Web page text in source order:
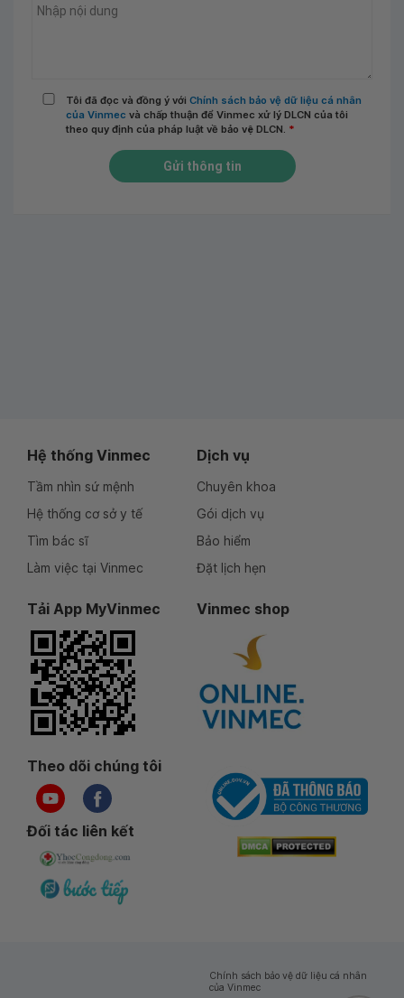
Tôi đã đọc và đồng ý với Chính sách bảo vệ dữ liệu cá nhân
của Vinmec và chấp thuận để Vinmec xử lý DLCN của tôi
theo quy định của pháp luật về bảo vệ DLCN. *
Gửi thông tin
Hệ thống Vinmec
Tầm nhìn sứ mệnh
Hệ thống cơ sở y tế
Tìm bác sĩ
Làm việc tại Vinmec
Dịch vụ
Chuyên khoa
Gói dịch vụ
Bảo hiểm
Đặt lịch hẹn
Tải App MyVinmec Vinmec shop
Theo dõi chúng tôi
Đối tác liên kết
Chính sách bảo vệ dữ liệu cá nhân
của Vinmec